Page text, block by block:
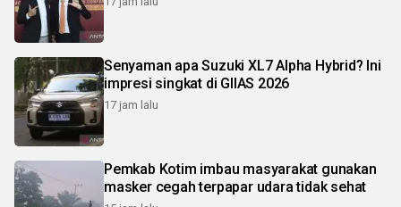
Senyaman apa Suzuki XL7 Alpha Hybrid? Ini
impresi singkat di GIIAS 2026
17 jam lalu
Pemkab Kotim imbau masyarakat gunakan
masker cegah terpapar udara tidak sehat